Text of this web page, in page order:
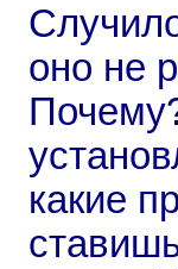
оно не
какие